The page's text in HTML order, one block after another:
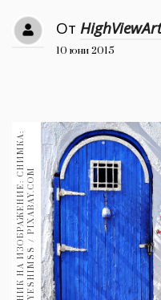
Дизайн
Книги
30+ 1970
Гурме 1709
Пътувай
237
389
От HighViewArt
10 юни 2015
И
З
Т
О
Ч
Н
И
К
Н
А
И
З
О
Б
Р
А
Ж
Е
Н
И
Е
:
С
Н
И
М
К
А
:
Y
E
S
H
I
M
S
S
/
P
I
X
A
B
A
Y
.
C
OM